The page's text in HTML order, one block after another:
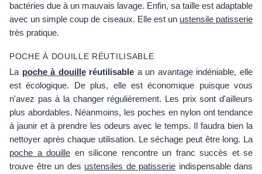
bactéries due à un mauvais lavage. Enfin, sa taille est adaptable
avec un simple coup de ciseaux. Elle est un ustensile patisserie
très pratique.
POCHE À DOUILLE RÉUTILISABLE
La poche à douilleréutilisable a un avantage indéniable, elle
est écologique. De plus, elle est économique puisque vous
n'avez pas à la changer régulièrement. Les prix sont d'ailleurs
plus abordables. Néanmoins, les poches en nylon ont tendance
à jaunir et à prendre les odeurs avec le temps. Il faudra bien la
nettoyer après chaque utilisation. Le séchage peut être long. La
poche a douille en silicone rencontre un franc succès et se
trouve être un des ustensiles de patisserie indispensable dans